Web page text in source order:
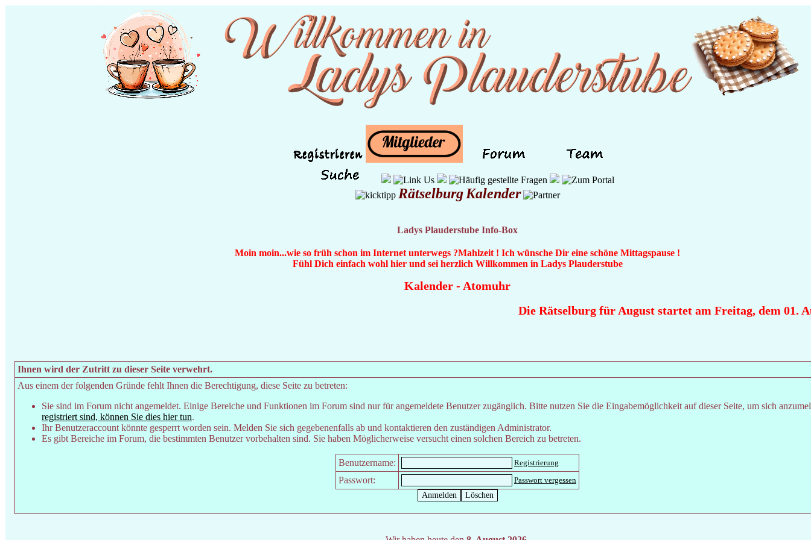
Rätselburg Kalender
Ladys Plauderstube Info-Box
Moin moin...wie so früh schon im Internet unterwegs ?Mahlzeit ! Ich wünsche Dir eine schöne Mittagspause !
Fühl Dich einfach wohl hier und sei herzlich Willkommen in Ladys Plauderstube
Kalender - Atomuhr
Die Rätselburg für August startet am Freitag, dem 01.
Ihnen wird der Zutritt zu dieser Seite verwehrt.
Aus einem der folgenden Gründe fehlt Ihnen die Berechtigung, diese Seite zu betreten:
Sie sind im Forum nicht angemeldet. Einige Bereiche und Funktionen im Forum sind nur für angemeldete Benutzer zugänglich. Bitte nutzen Sie die Eingabemöglichkeit auf dieser Seite, um sich
registriert sind, können Sie dies hier tun.
Ihr Benutzeraccount könnte gesperrt worden sein. Melden Sie sich gegebenenfalls ab und kontaktieren den zuständigen Administrator.
Es gibt Bereiche im Forum, die bestimmten Benutzer vorbehalten sind. Sie haben Möglicherweise versucht einen solchen Bereich zu betreten.
Benutzername: Registrierung
Passwort: Passwort vergessen